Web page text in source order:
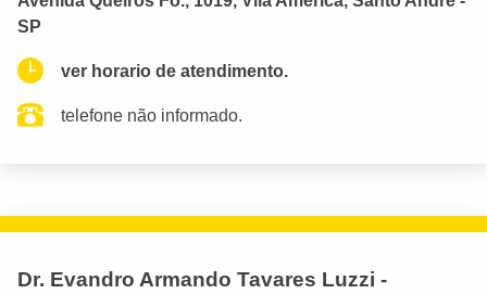
SP
ver horario de atendimento.
telefone não informado.
Dr. Evandro Armando Tavares Luzzi -